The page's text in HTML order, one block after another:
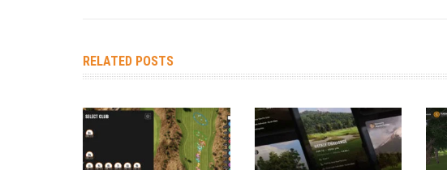
RELATED POSTS